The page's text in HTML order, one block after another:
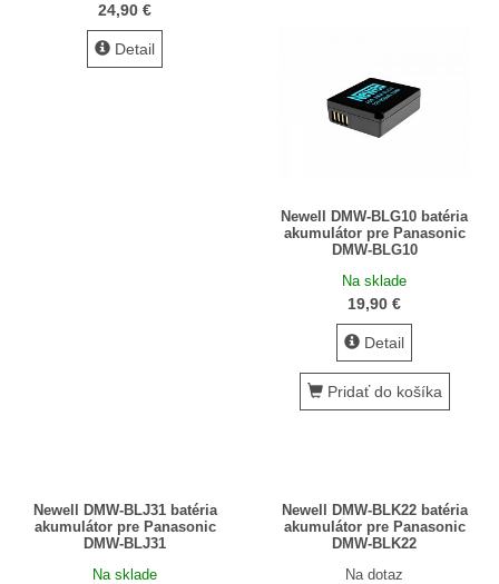
Pamäťové karty, čítačky
Doručenie tovaru
Zákaznícka karta
24,90 €
Detail
Newell DMW-BLG10 batéria
akumulátor pre Panasonic
DMW-BLG10
Na sklade
19,90 €
Detail
Pridať do košíka
Newell DMW-BLJ31 batéria
akumulátor pre Panasonic
DMW-BLJ31
Na sklade
Newell DMW-BLK22 batéria
akumulátor pre Panasonic
DMW-BLK22
Na dotaz